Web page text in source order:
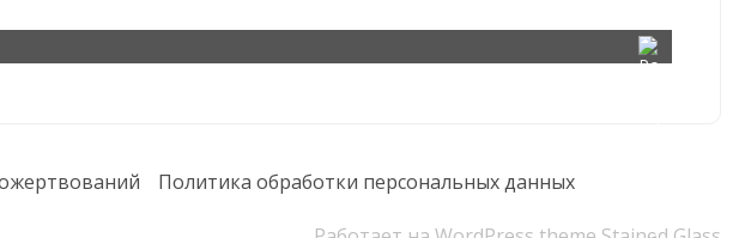
Политика обработки персональных данных